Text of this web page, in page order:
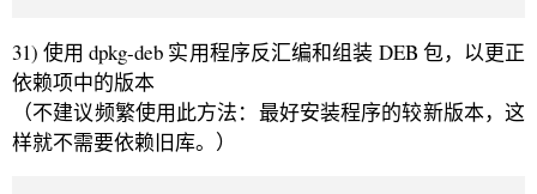
31) 使用 dpkg-deb 实用程序反汇编和组装 DEB 包，以更正
依赖项中的版本
（不建议频繁使用此方法：最好安装程序的较新版本，这
样就不需要依赖旧库。）